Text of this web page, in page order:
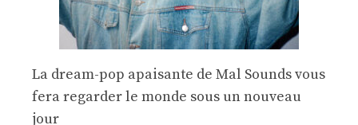
La dream-pop apaisante de Mal Sounds vous
fera regarder le monde sous un nouveau
jour